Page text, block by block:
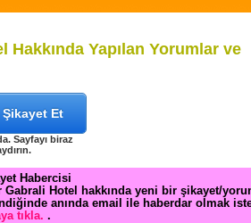
Hakkında Yapılan Yorumlar ve
Şikayet Et
Sayfayı biraz
Habercisi
Gabrali Hotel hakkında yeni bir şikayet/
anında email ile haberdar olmak
tıkla. .